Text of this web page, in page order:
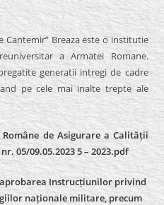
Cantemir” Breaza este o institutie
a Armatei Romane.
generatii intregi de cadre
pe cele mai inalte trepte ale
de Asigurare a Calității
05/09.05.2023 5 – 2023.pdf
aprobarea Instrucțiunilor privind
naționale militare, precum